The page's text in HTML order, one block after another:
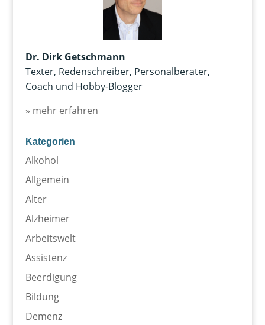
Dr. Dirk Getschmann
Texter, Redenschreiber, Personalberater,
Coach und Hobby-Blogger
» mehr erfahren
Kategorien
Alkohol
Allgemein
Alter
Alzheimer
Arbeitswelt
Assistenz
Beerdigung
Bildung
Demenz